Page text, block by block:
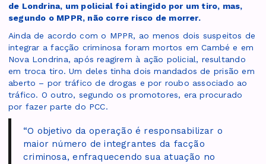
de Londrina, um policial foi atingido por um tiro, mas,
segundo o MPPR, não corre risco de morrer.
Ainda de acordo com o MPPR, ao menos dois suspeitos de
integrar a facção criminosa foram mortos em Cambé e em
Nova Londrina, após reagirem à ação policial, resultando
em troca tiro. Um deles tinha dois mandados de prisão em
aberto – por tráfico de drogas e por roubo associado ao
tráfico. O outro, segundo os promotores, era procurado
por fazer parte do PCC.
“O objetivo da operação é responsabilizar o
maior número de integrantes da facção
criminosa, enfraquecendo sua atuação no